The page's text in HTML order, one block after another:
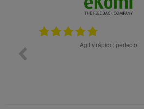
08.05.2026